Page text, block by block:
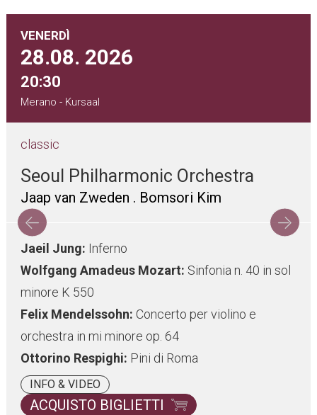
VENERDÌ
28.08. 2026
20:30
Merano - Kursaal
classic
Seoul Philharmonic Orchestra
Jaap van Zweden . Bomsori Kim
Jaeil Jung: Inferno
Wolfgang Amadeus Mozart: Sinfonia n. 40 in sol
minore K 550
Felix Mendelssohn: Concerto per violino e
orchestra in mi minore op. 64
Ottorino Respighi: Pini di Roma
INFO & VIDEO
ACQUISTO BIGLIETTI